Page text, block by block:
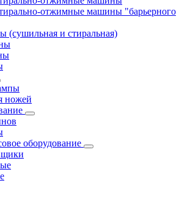
отжимные машины "барьерного
и стиральная)
ножей
оборудование